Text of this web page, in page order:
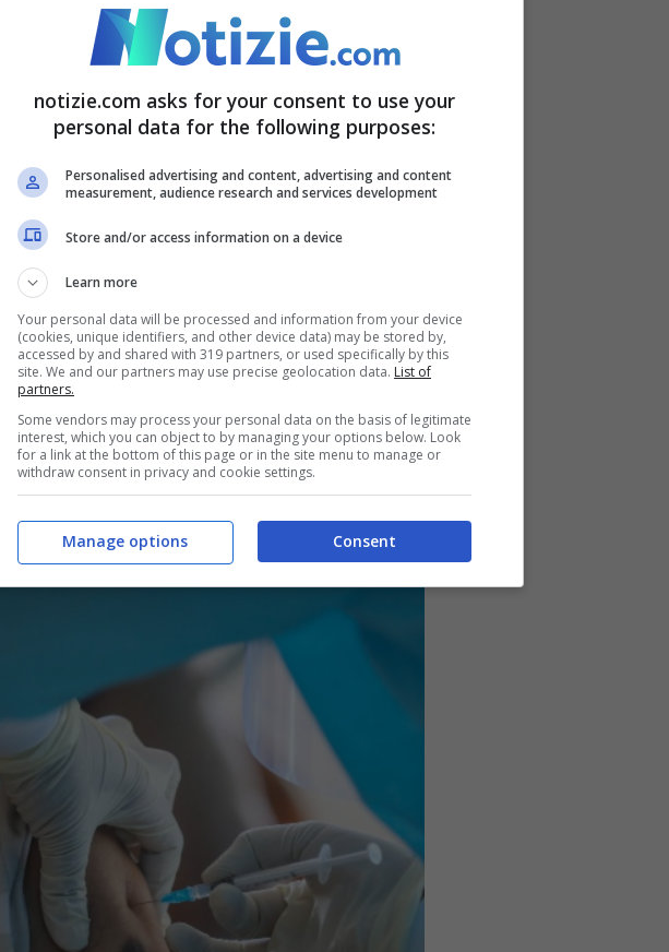
in passato, ha espresso più di qualche
di AstraZeneca:
, ovvero un anno dopo la pandemia che
proprio quelli di AstraZeneca i primi
di contrastare la diffusione del virus.
impegnati nei tantissimi processi da parte
di salute dopo il vaccino, pare che
di sconfitta) dovràrisarciremoltissime
notizie.com asks for your consent to use your
personal data for the following purposes:
Personalised advertising and content, advertising and content
measurement, audience research and services development
Store and/or access information on a device
Learn more
Your personal data will be processed and information from your device
(cookies, unique identifiers, and other device data) may be stored by,
accessed by and shared with 319 partners, or used specifically by this
site. We and our partners may use precise geolocation data. List of
partners.
Some vendors may process your personal data on the basis of legitimate
interest, which you can object to by managing your options below. Look
for a link at the bottom of this page or in the site menu to manage or
withdraw consent in privacy and cookie settings.
Consent
Manage options